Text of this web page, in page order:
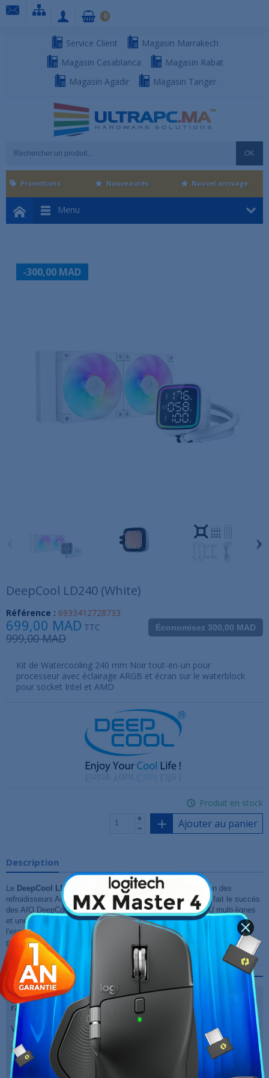
Service Client
Magasin Marrakech
Magasin Casablanca
Magasin Rabat
Magasin Agadir
Magasin Tanger
OK
0
Menu
Promotions Nouveautés Nouvel arrivage
-300,00 MAD
›
DeepCool LD240 (White)
Référence : 6933412728733
Économisez 300,00 MAD
699,00 MAD TTC
999,00 MAD
Kit de Watercooling 240 mm Noir tout-en-un pour
processeur avec éclairage ARGB et écran sur le waterblock
pour socket Intel et AMD
Produit en stock
Ajouter au panier
Description
Le DeepCool LD240
est un saut dans la prochaine évolution des
refroidisseurs AiO de DeepCool. Vous retrouvez tout ce qui fait le succès
des AIO DeepCool avec l'inclusion d'un écran d'état du CPU multi-lignes
et une pompe de 5ème génération avec moteur triphasé. Libérez de
l'espace sur votre bureau en déplaçant le logiciel de surveillance du
processeur de votre écran vers la pompe de votre tour d'ordinateur.
Fiche technique
Dimensions du
radiateur
28 2x 120 x 52 mm
Ventilateur(s)
Support du
processeur
AMD AM4 AMD AM5 Intel 1150
Intel 1151 Intel 1155 Intel 1200 Intel